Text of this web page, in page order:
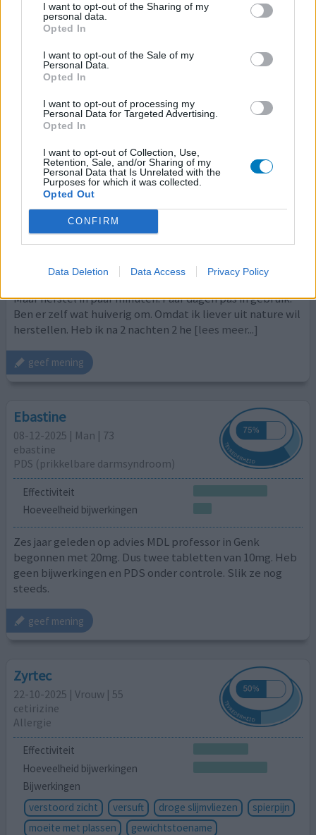
I want to opt-out of the Sharing of my
personal data.
Opted In
I want to opt-out of the Sale of my
Personal Data.
Opted In
I want to opt-out of processing my
Personal Data for Targeted Advertising.
Opted In
I want to opt-out of Collection, Use,
Retention, Sale, and/or Sharing of my
Personal Data that Is Unrelated with the
Purposes for which it was collected.
Opted Out
CONFIRM
Data Deletion Data Access Privacy Policy
Gebruik dit bij allergische reactie op onbekende stof
geef mening
Promethazine
28-12-2025 | Vrouw | 42
Traumatisch hersenletsel
Effectiviteit
Trauma paniek. En in de nacht wakker schieten.. niet goed
voorgeschreven gekregen. Het helpt en laat me positief
Maar herstel in paar minuten. Paar dagen pas in gebruik.
Ben er zelf wat huiverig om. Omdat ik liever uit nature wil
herstellen. Heb ik na 2 nachten 2 he [lees meer...]
geef mening
Ebastine
08-12-2025 | Man | 73
ebastine
PDS (prikkelbare darmsyndroom)
Effectiviteit
Hoeveelheid bijwerkingen
Zes jaar geleden op advies MDL professor in Genk
begonnen met 20mg. Dus twee tabletten van 10mg. Heb
geen bijwerkingen en PDS onder controle. Slik ze nog
steeds.
geef mening
Zyrtec
22-10-2025 | Vrouw | 55
cetirizine
Allergie
Effectiviteit
Hoeveelheid bijwerkingen
Bijwerkingen
verstoord zicht
versuft droge slijmvliezen
spierpijn
moeite met plassen
gewichtstoename